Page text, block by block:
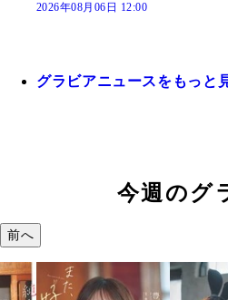
2026年08月06日 12:00
グラビアニュースをもっと
今週のグ
前へ